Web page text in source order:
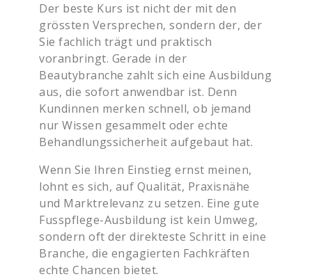
Der beste Kurs ist nicht der mit den
grössten Versprechen, sondern der, der
Sie fachlich trägt und praktisch
voranbringt. Gerade in der
Beautybranche zahlt sich eine Ausbildung
aus, die sofort anwendbar ist. Denn
Kundinnen merken schnell, ob jemand
nur Wissen gesammelt oder echte
Behandlungssicherheit aufgebaut hat.
Wenn Sie Ihren Einstieg ernst meinen,
lohnt es sich, auf Qualität, Praxisnähe
und Marktrelevanz zu setzen. Eine gute
Fusspflege-Ausbildung ist kein Umweg,
sondern oft der direkteste Schritt in eine
Branche, die engagierten Fachkräften
echte Chancen bietet.